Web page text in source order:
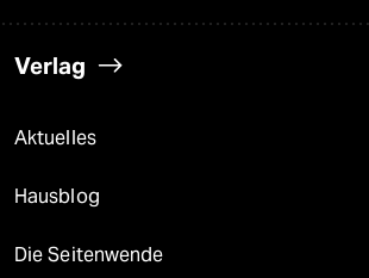
Verlag
Aktuelles
Hausblog
Die Seitenwende